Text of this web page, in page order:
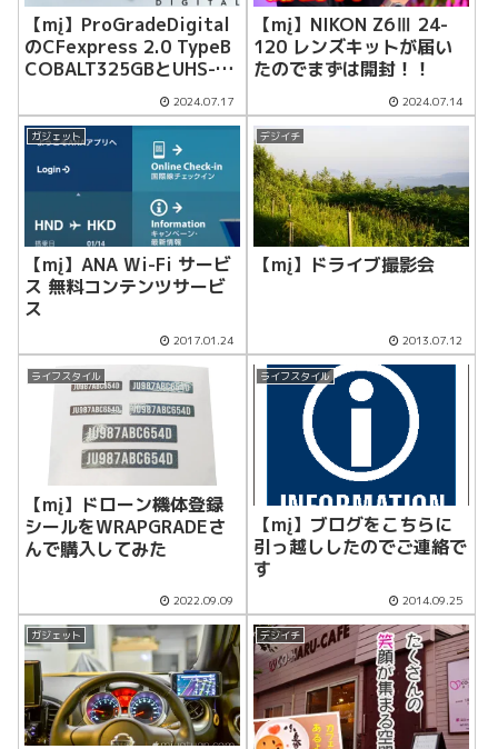
【mį】ProGradeDigital
のCFexpress 2.0 TypeB
COBALT325GBとUHS-II
USB3.2Gen2 カードリー
ダーを購入！！
2024.07.17
【mį】NIKON Z6Ⅲ 24-
120 レンズキットが届い
たのでまずは開封！！
2024.07.14
ガジェット
【mį】ANA Wi-Fi サービ
ス 無料コンテンツサービ
ス
2017.01.24
デジイチ
【mį】ドライブ撮影会
2013.07.12
ライフスタイル
【mį】ドローン機体登録
シールをWRAPGRADEさ
んで購入してみた
2022.09.09
ライフスタイル
【mį】ブログをこちらに
引っ越ししたのでご連絡で
す
2014.09.25
ガジェット デジイチ